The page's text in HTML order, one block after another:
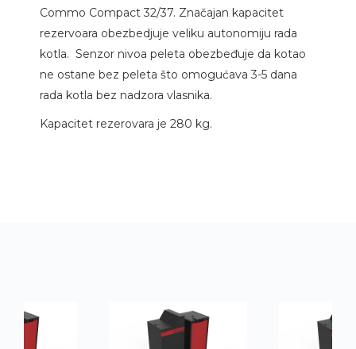
Commo Compact 32/37. Značajan kapacitet
rezervoara obezbedjuje veliku autonomiju rada
kotla. Senzor nivoa peleta obezbeđuje da kotao
ne ostane bez peleta što omogućava 3-5 dana
rada kotla bez nadzora vlasnika.
Kapacitet rezerovara je 280 kg.